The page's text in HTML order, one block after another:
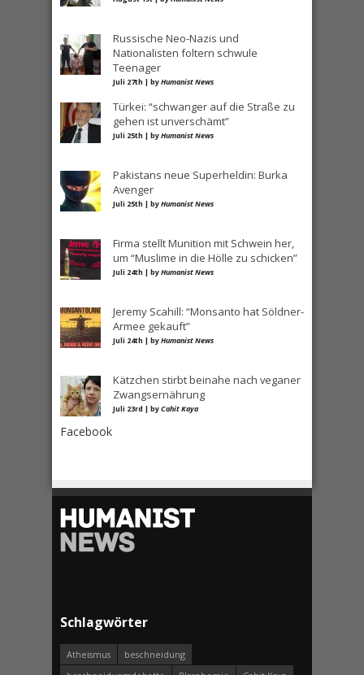
Russische Neo-Nazis und
Nationalisten foltern schwule
Teenager
Juli 27th | byHumanist News
Türkei: “schwanger auf die Straße zu
gehen ist unverschämt”
Juli 25th | byHumanist News
Pakistans neue Superheldin: Burka
Avenger
Juli 25th | byHumanist News
Firma stellt Munition mit Schwein her,
um “Muslime in die Hölle zu schicken”
Juli 24th | byHumanist News
Jeremy Scahill: “Monsanto hat Söldner-
Armee gekauft”
Juli 24th | byHumanist News
Kätzchen stirbt beinahe nach veganer
Zwangsernährung
Juli 23rd | byCahit Kaya
Facebook
Schlagwörter
Atheismus
beschneidung